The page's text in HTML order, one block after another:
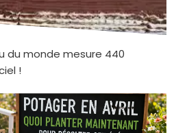
du monde mesure 440
!